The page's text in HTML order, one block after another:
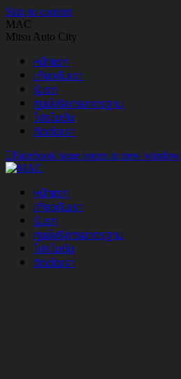
Skip to content
MAC
Mitsu Auto City
หน้าแรก
เกี่ยวกับเรา
รุ่นรถ
ศูนย์บริการมาตรฐาน
โปรโมชั่น
ติดต่อเรา
Facebook page opens in new window
หน้าแรก
เกี่ยวกับเรา
รุ่นรถ
ศูนย์บริการมาตรฐาน
โปรโมชั่น
ติดต่อเรา